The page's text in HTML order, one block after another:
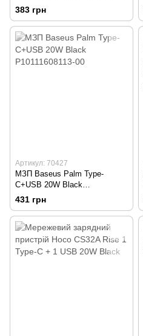
Type-C 20W White
383 грн
Артикул: 70427
МЗП Baseus Palm Type-
C+USB 20W Black
P10111608113-00
431 грн